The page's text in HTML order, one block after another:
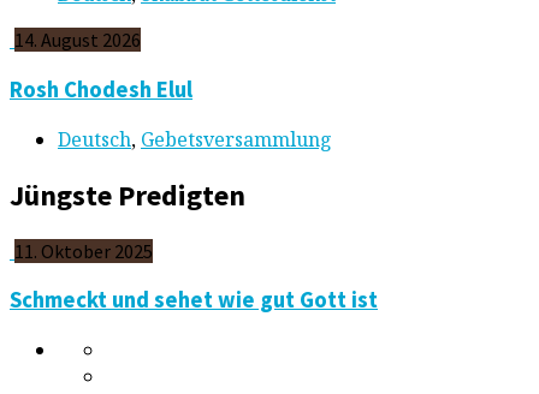
14. August 2026
Rosh Chodesh Elul
Deutsch, Gebetsversammlung
Jüngste Predigten
11. Oktober 2025
Schmeckt und sehet wie gut Gott ist